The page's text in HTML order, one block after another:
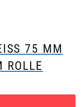
75 MM M